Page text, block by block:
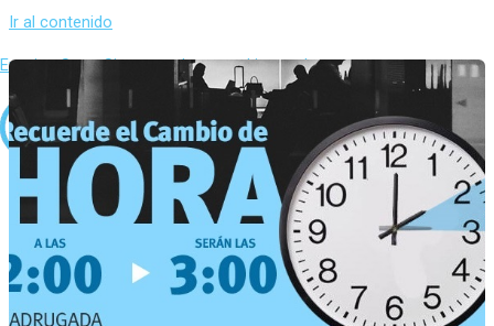
Ir al contenido
Evasion Sur – Sistemas de control integral
Inicio
Sobre Nosotros
Productos
Control de presencia